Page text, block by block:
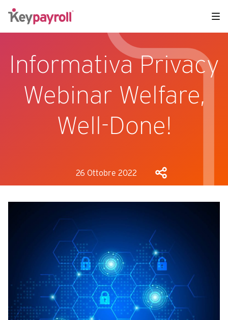
Informativa Privacy
Webinar Welfare,
Well-Done!
26 Ottobre 2022